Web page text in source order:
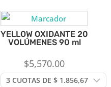
YELLOW OXIDANTE 20
VOLÚMENES 90 ml
$5,570.00